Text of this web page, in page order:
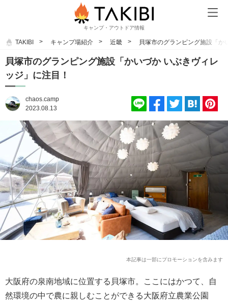
キャンプ・アウトドア情報
TAKIBI キャンプ場紹介 近畿 貝塚市のグランピング施設「か
貝塚市のグランピング施設「かいづか いぶきヴィレ
ッジ」に注目！
chaos.camp
2023.08.13
本記事は一部にプロモーションを含みます
大阪府の泉南地域に位置する貝塚市。ここにはかつて、自
然環境の中で農に親しむことができる大阪府立農業公園